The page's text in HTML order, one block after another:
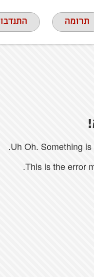
תרומה התנדבו
Uh Oh. Something
This is the error